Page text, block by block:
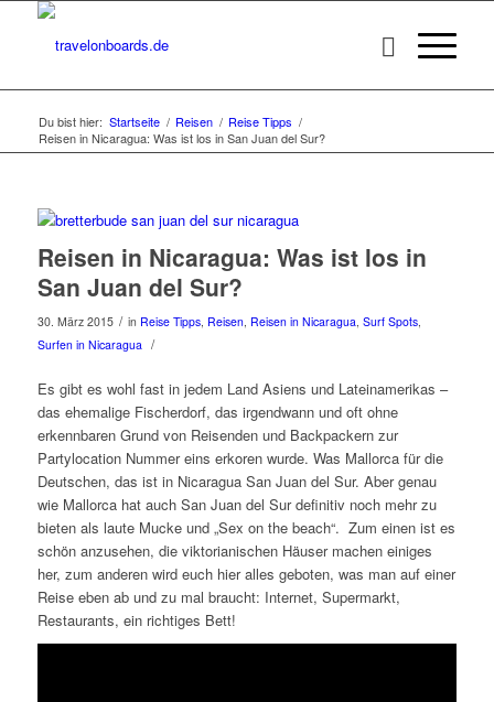
Du bist hier: Startseite / Reisen / Reise Tipps /
Reisen in Nicaragua: Was ist los in San Juan del Sur?
Reisen in Nicaragua: Was ist los in
San Juan del Sur?
30. März 2015 / in Reise Tipps, Reisen, Reisen in Nicaragua, Surf Spots,
Surfen in Nicaragua /
Es gibt es wohl fast in jedem Land Asiens und Lateinamerikas –
das ehemalige Fischerdorf, das irgendwann und oft ohne
erkennbaren Grund von Reisenden und Backpackern zur
Partylocation Nummer eins erkoren wurde. Was Mallorca für die
Deutschen, das ist in Nicaragua San Juan del Sur. Aber genau
wie Mallorca hat auch San Juan del Sur definitiv noch mehr zu
bieten als laute Mucke und „Sex on the beach“. Zum einen ist es
schön anzusehen, die viktorianischen Häuser machen einiges
her, zum anderen wird euch hier alles geboten, was man auf einer
Reise eben ab und zu mal braucht: Internet, Supermarkt,
Restaurants, ein richtiges Bett!